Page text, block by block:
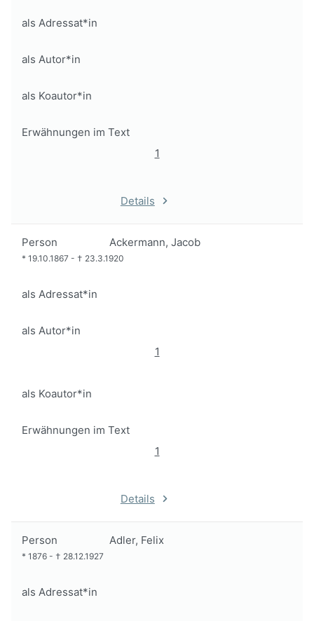
als Adressat*in
als Autor*in
als Koautor*in
Erwähnungen im Text
1
Details
Person Ackermann, Jacob
* 19.10.1867 - † 23.3.1920
als Adressat*in
als Autor*in
1
als Koautor*in
Erwähnungen im Text
1
Details
Person Adler, Felix
* 1876 - † 28.12.1927
als Adressat*in